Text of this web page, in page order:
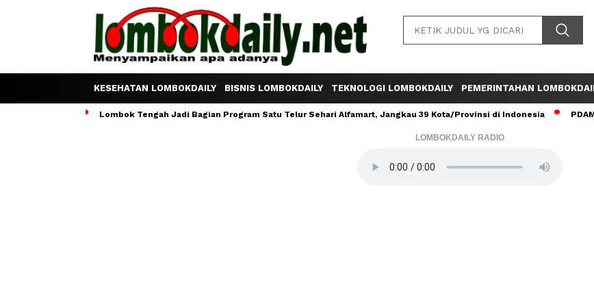
KESEHATAN LOMBOKDAILY BISNIS LOMBOKDAILY TEKNOLOGI LOMBOKDAILY PEMERINTAHAN
Lombok Tengah Jadi Bagian Program Satu Telur Sehari Alfamart, Jangkau 39 Kota/Provinsi di Indonesia
LOMBOKDAILY RADIO